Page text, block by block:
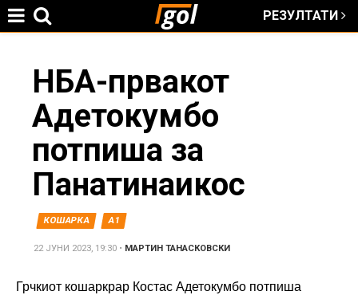
РЕЗУЛТАТИ
here
НБА-првакот
Адетокумбо
потпиша за
Панатинаикос
КОШАРКА А1
22 ЈУНИ 2023, 19:30 • МАРТИН ТАНАСКОВСКИ
Грчкиот кошаркрар Костас Адетокумбо потпиша